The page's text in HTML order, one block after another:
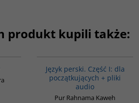
produkt kupili także:
Język perski. Część I: dla
początkujących + pliki
audio
Pur Rahnama Kaweh